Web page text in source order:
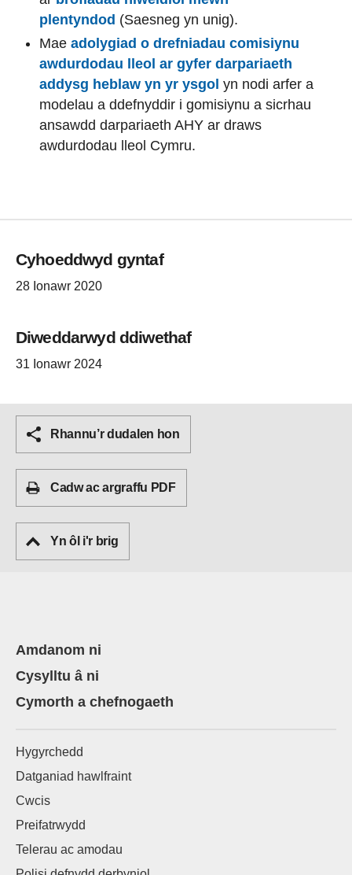
plentyndod (Saesneg yn unig).
Mae adolygiad o drefniadau comisiynu
awdurdodau lleol ar gyfer darpariaeth
addysg heblaw yn yr ysgol yn nodi arfer a
modelau a ddefnyddir i gomisiynu a sicrhau
ansawdd darpariaeth AHY ar draws
awdurdodau lleol Cymru.
Cyhoeddwyd gyntaf
28 Ionawr 2020
Diweddarwyd ddiwethaf
31 Ionawr 2024
Rhannu’r dudalen hon
Cadw ac argraffu PDF
Yn ôl i'r brig
Amdanom ni
Cysylltu â ni
Cymorth a chefnogaeth
Hygyrchedd
Datganiad hawlfraint
Cwcis
Preifatrwydd
Telerau ac amodau